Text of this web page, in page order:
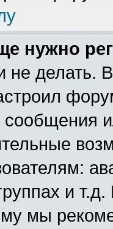
нужно
делать.
и
мы